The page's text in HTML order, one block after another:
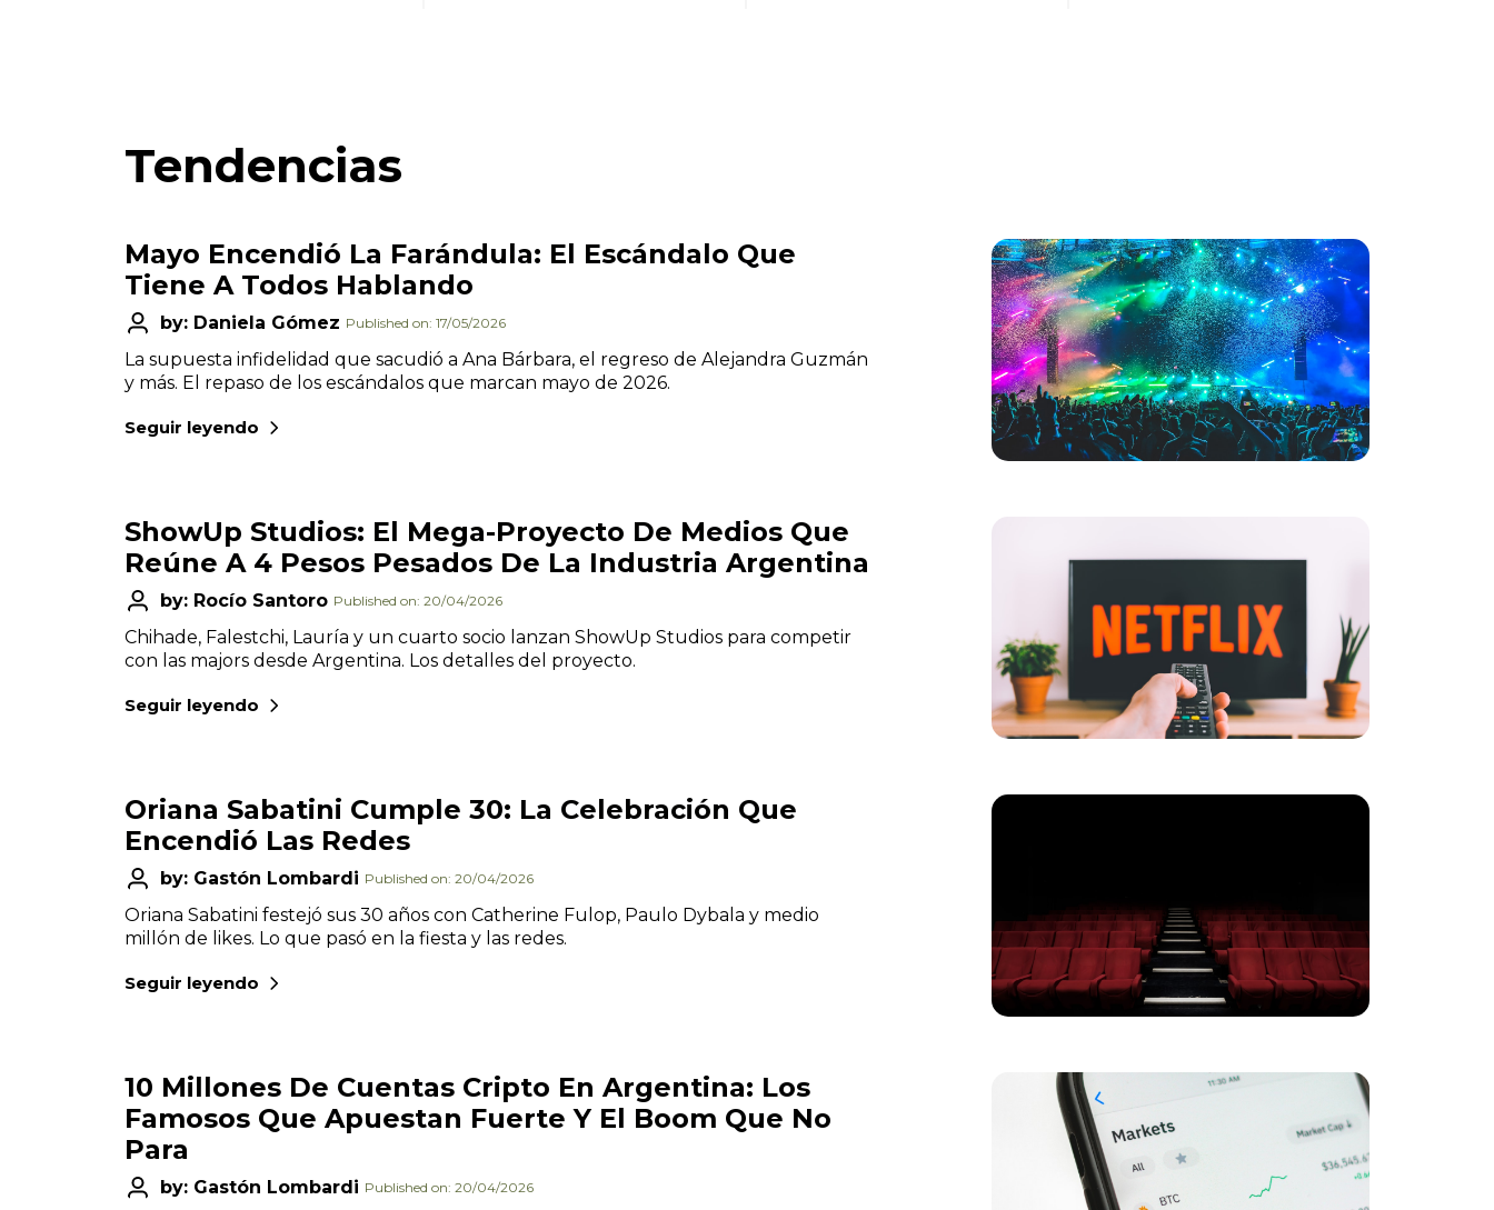
Tendencias
Mayo Encendió La Farándula: El Escándalo Que
Tiene A Todos Hablando
by: Daniela Gómez Published on: 17/05/2026
La supuesta infidelidad que sacudió a Ana Bárbara, el regreso de Alejandra Guzmán
y más. El repaso de los escándalos que marcan mayo de 2026.
Seguir leyendo
ShowUp Studios: El Mega-Proyecto De Medios Que
Reúne A 4 Pesos Pesados De La Industria Argentina
by: Rocío Santoro Published on: 20/04/2026
Chihade, Falestchi, Lauría y un cuarto socio lanzan ShowUp Studios para competir
con las majors desde Argentina. Los detalles del proyecto.
Seguir leyendo
Oriana Sabatini Cumple 30: La Celebración Que
Encendió Las Redes
by: Gastón Lombardi Published on: 20/04/2026
Oriana Sabatini festejó sus 30 años con Catherine Fulop, Paulo Dybala y medio
millón de likes. Lo que pasó en la fiesta y las redes.
Seguir leyendo
10 Millones De Cuentas Cripto En Argentina: Los
Famosos Que Apuestan Fuerte Y El Boom Que No
Para
by: Gastón Lombardi Published on: 20/04/2026